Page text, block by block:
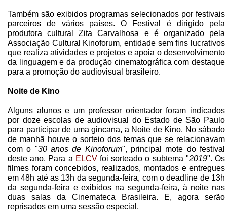
Também são exibidos programas selecionados por festivais
parceiros de vários países. O Festival é dirigido pela
produtora cultural Zita Carvalhosa e é organizado pela
Associação Cultural Kinoforum, entidade sem fins lucrativos
que realiza atividades e projetos e apoia o desenvolvimento
da linguagem e da produção cinematográfica com destaque
para a promoção do audiovisual brasileiro.
Noite de Kino
Alguns alunos e um professor orientador foram indicados
por doze escolas de audiovisual do Estado de São Paulo
para participar de uma gincana, a Noite de Kino. No sábado
de manhã houve o sorteio dos temas que se relacionavam
com o "30 anos de Kinoforum", principal mote do festival
deste ano. Para a ELCVfoi sorteado o subtema "2019". Os
filmes foram concebidos, realizados, montados e entregues
em 48h até as 13h da segunda-feira, com o deadline de 13h
da segunda-feira e exibidos na segunda-feira, à noite nas
duas salas da Cinemateca Brasileira. E, agora serão
reprisados em uma sessão especial.